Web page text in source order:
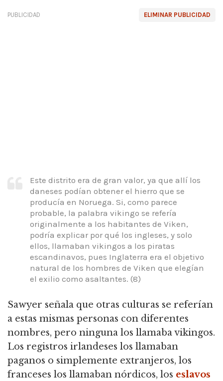
ELIMINAR PUBLICIDAD
PUBLICIDAD
Este distrito era de gran valor, ya que allí los
daneses podían obtener el hierro que se
producía en Noruega. Si, como parece
probable, la palabra vikingo se refería
originalmente a los habitantes de Viken,
podría explicar por qué los ingleses, y solo
ellos, llamaban vikingos a los piratas
escandinavos, pues Inglaterra era el objetivo
natural de los hombres de Viken que elegían
el exilio como asaltantes. (8)
Sawyer señala que otras culturas se referían
a estas mismas personas con diferentes
nombres, pero ninguna los llamaba vikingos.
Los registros irlandeses los llamaban
paganos o simplemente extranjeros, los
franceses los llamaban nórdicos, los eslavos